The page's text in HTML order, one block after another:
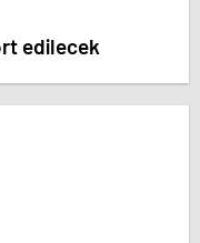
edilecek